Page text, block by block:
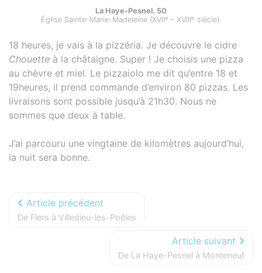
La Haye-Pesnel. 50
Église Sainte-Marie-Madeleine (XVIIe – XVIIIe siècle).
18 heures, je vais à la pizzéria. Je découvre le cidre
Chouette à la châtaigne. Super ! Je choisis une pizza
au chèvre et miel. Le pizzaiolo me dit qu’entre 18 et
19heures, il prend commande d’environ 80 pizzas. Les
livraisons sont possible jusqu’à 21h30. Nous ne
sommes que deux à table.
J’ai parcouru une vingtaine de kilomètres aujourd’hui,
la nuit sera bonne.
Article précédent
De Flers à Villedieu-les-Poêles
Article suivant
De La Haye-Pesnel à Monteneuf